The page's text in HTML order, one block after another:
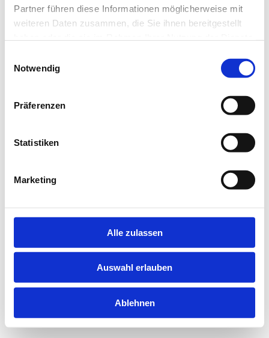
Partner führen diese Informationen möglicherweise mit
weiteren Daten zusammen, die Sie ihnen bereitgestellt
Notwendig
Präferenzen
Statistiken
Marketing
Alle zulassen
Auswahl erlauben
Ablehnen
loadingjobninja.com
for more